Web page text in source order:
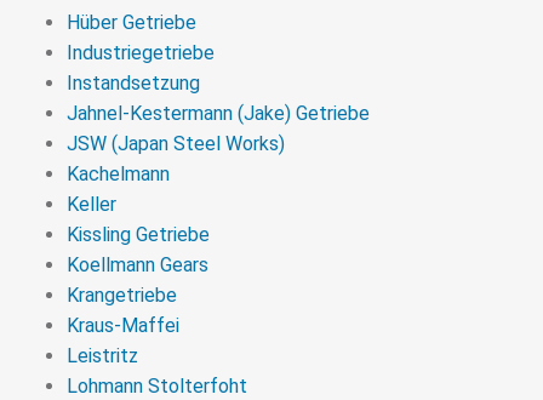
Hüber Getriebe
Industriegetriebe
Instandsetzung
Jahnel-Kestermann (Jake) Getriebe
JSW (Japan Steel Works)
Kachelmann
Keller
Kissling Getriebe
Koellmann Gears
Krangetriebe
Kraus-Maffei
Leistritz
Lohmann Stolterfoht